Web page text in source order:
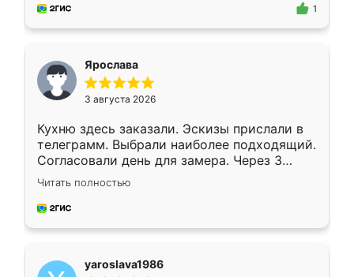
предложил по моему эскизу самый
1
Ярослава
3 августа 2026
Кухню здесь заказали. Эскизы прислали в
телеграмм. Выбрали наиболее подходящий.
Согласовали день для замера. Через 3
недели кухня была уже готова. Остались
довольны работой. Спасибо Ренессанс
мебель за качественную работу!
Читать полностью
yaroslava1986